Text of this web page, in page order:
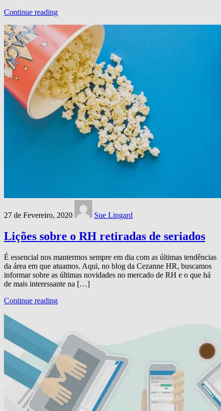
Continue reading
27 de Fevereiro, 2020 Sue Lingard
Lições sobre o RH retiradas de seriados
É essencial nos mantermos sempre em dia com as últimas tendências
da área em que atuamos. Aqui, no blog da Cezanne HR, buscamos
informar sobre as últimas novidades no mercado de RH e o que há
de mais interessante na […]
Continue reading